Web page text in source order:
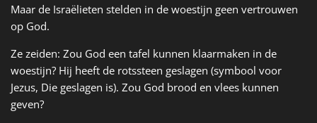
Maar de Israëlieten stelden in de woestijn geen vertrouwen
op God.
Ze zeiden: Zou God een tafel kunnen klaarmaken in de
woestijn? Hij heeft de rotssteen geslagen (symbool voor
Jezus, Die geslagen is). Zou God brood en vlees kunnen
geven?